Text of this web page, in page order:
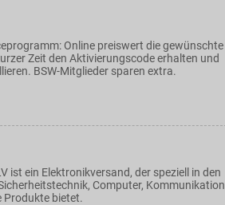
Online preiswert die gewünschte
Zeit den Aktivierungscode erhalten und
BSW-Mitglieder sparen extra.
ist ein Elektronikversand, der speziell in den
Computer, Kommunikation
Produkte bietet.